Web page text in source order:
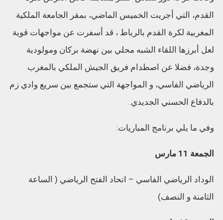
القدم، التي أجريت الخميس الماضي، بمقر الجامعة الملكية
المغربية لكرة القدم بالرباط ، قد أسفرت عن مواجهات قوية
لعل أبرزها اللقاء الشبه محلي بين نهضة بركان ومولودية
وجدة، فضلا عن اصطدام فريق الجيش الملكي بالمغرب
الرياضي الفاسي، و المواجهة التي ستجمع بين سريع وادي زم
بالدفاع الحسني الجديدي.
وفي ما يلي برنامج المباريات:
الجمعة 11 مارس
الوداد الرياضي الفاسي – اتحاد الفتح الرياضي ( الساعة
الثامنة و النصف)